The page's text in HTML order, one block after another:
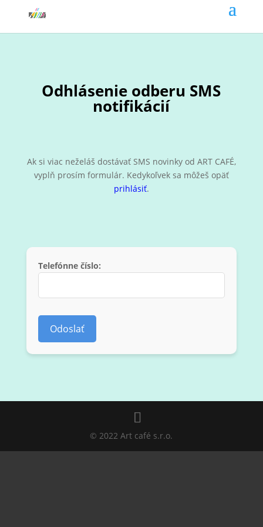
Odhlásenie odberu SMS
notifikácií
Ak si viac neželáš dostávať SMS novinky od ART CAFÉ,
vyplň prosím formulár. Kedykoľvek sa môžeš opäť
prihlásiť.
Telefónne číslo:
© 2022 Art café s.r.o.